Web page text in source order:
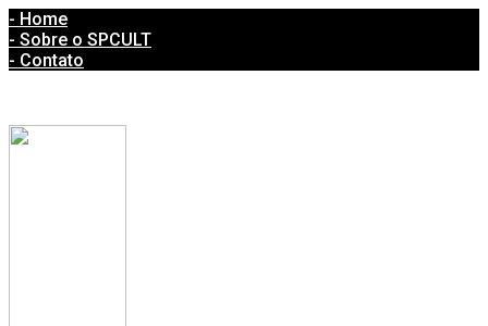
- Home
- Sobre o SPCULT
- Contato